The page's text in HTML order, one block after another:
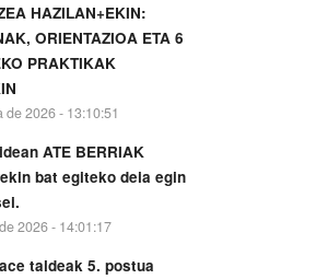
HAZILAN+EKIN:
ORIENTAZIOA ETA 6
PRAKTIKAK
de 2026 - 13:10:51
ATE BERRIAK
bat egiteko deia egin
2026 - 14:01:17
taldeak 5. postua